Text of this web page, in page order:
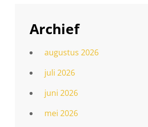
Archief
augustus 2026
juli 2026
juni 2026
mei 2026